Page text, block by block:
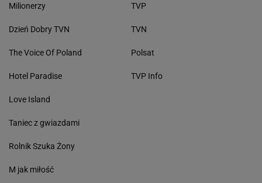
Milionerzy
Dzień Dobry TVN
The Voice Of Poland
Hotel Paradise
Love Island
Taniec z gwiazdami
Rolnik Szuka Żony
M jak miłość
TVP
TVN
Polsat
TVP Info